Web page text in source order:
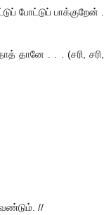
போட்டுப் பாக்குறேன் .
தானே . . . (சரி, சரி,
//